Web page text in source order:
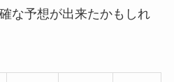
な予想が出来たかもしれ